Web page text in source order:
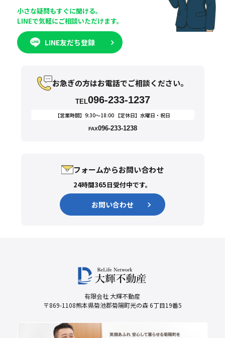
小さな疑問もすぐに聞ける。
LINEで気軽にご相談いただけます。
LINE友だち登録
お急ぎの方はお電話でご相談ください。
TEL096-233-1237
【営業時間】9:30〜18:00 【定休日】水曜日・祝日
FAX096-233-1238
フォームからお問い合わせ
24時間365日受付中です。
お問い合わせ
有限会社 大輝不動産
〒869-1108熊本県菊池郡菊陽町光の森 6丁目19番5